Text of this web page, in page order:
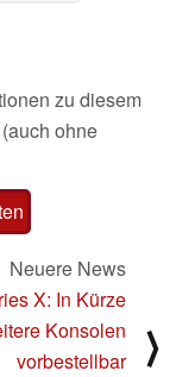
zu diesem
ohne
Neuere News
X: In Kürze
Konsolen
vorbestellbar
⟩